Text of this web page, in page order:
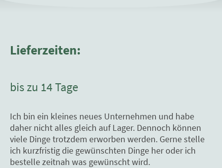
Lieferzeiten:
bis zu 14 Tage
Ich bin ein kleines neues Unternehmen und habe
daher nicht alles gleich auf Lager. Dennoch können
viele Dinge trotzdem erworben werden. Gerne stelle
ich kurzfristig die gewünschten Dinge her oder ich
bestelle zeitnah was gewünscht wird.